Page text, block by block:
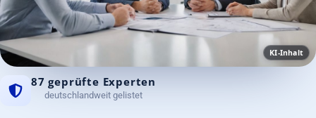
KI-Inhalt
87 geprüfte Experten
deutschlandweit gelistet